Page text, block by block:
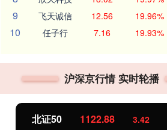
9 飞天诚信 12.56 19.96%
10 任子行 7.16 19.93%
沪深京行情 实时轮播
北证50 1122.88 3.42